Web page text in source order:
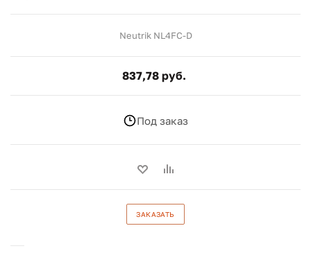
Neutrik NL4FC-D
837,78 руб.
Под заказ
ЗАКАЗАТЬ